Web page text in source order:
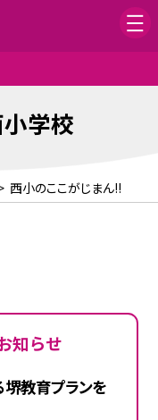
学校
西小のここがじまん!!
知らせ
教育プランを